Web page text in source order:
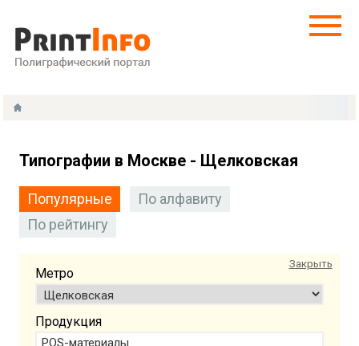
Типографии в Москве - Щелковская
Популярные
По алфавиту
По рейтингу
Закрыть
Метро
Продукция